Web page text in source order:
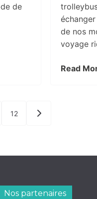
de
de nos
voyage
Read
12
Nos partenaires